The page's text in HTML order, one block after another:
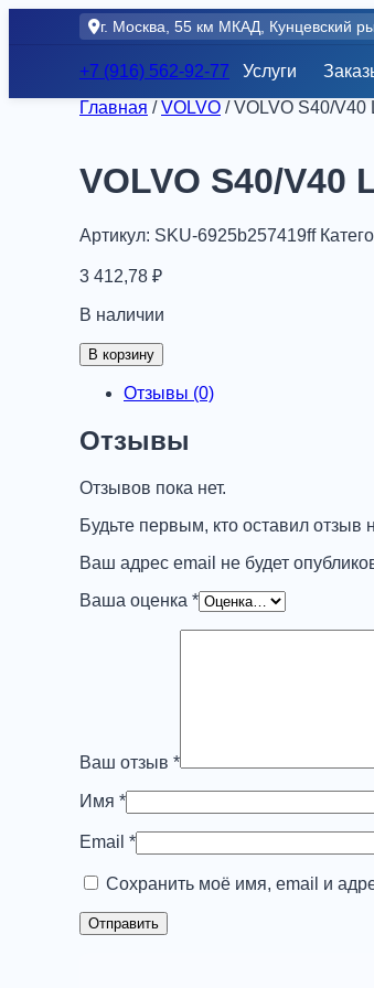
г. Москва, 55 км МКАД, Кунцевский
+7 (916) 562-92-77 Услуги
Главная /VOLVO / VOLVO S40/V40
VOLVO S40/V40
Артикул: SKU-6925b257419ff
3 412,78 ₽
В наличии
Количество
товара
VOLVO
LIM/KOMBI
(WS8824),
В корзину
Отзывы (0)
Отзывы
Отзывов пока нет.
Будьте первым, кто оставил
Ваш адрес email не будет
Ваша оценка *
Ваш отзыв *
Имя *
Email *
Сохранить моё имя, email и